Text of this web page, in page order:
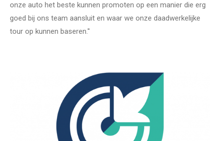
onze auto het beste kunnen promoten op een manier die erg
goed bij ons team aansluit en waar we onze daadwerkelijke
tour op kunnen baseren.''